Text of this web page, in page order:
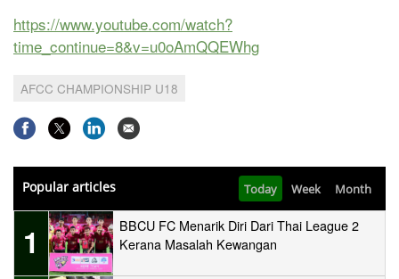
https://www.youtube.com/watch?
time_continue=8&v=u0oAmQQEWhg
AFCC CHAMPIONSHIP U18
Popular articles Today Week Month
1
BBCU FC Menarik Diri Dari Thai League 2
Kerana Masalah Kewangan